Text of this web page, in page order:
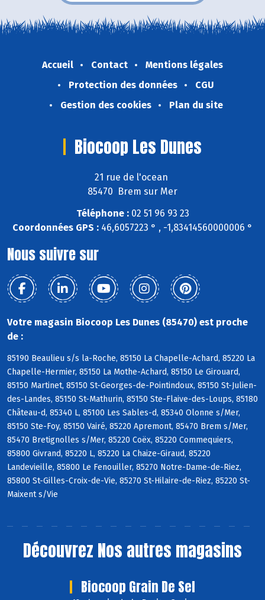
Accueil Contact
Mentions légales
Protection des données
CGU
Gestion des cookies
Plan du site
Biocoop Les Dunes
21 rue de l'ocean
85470 Brem sur Mer
Téléphone :02 51 96 93 23
Coordonnées GPS : 46,6057223 ° , -1,83414560000006 °
Nous suivre sur
Votre magasin Biocoop Les Dunes (85470) est proche
de :
85190 Beaulieu s/s la-Roche, 85150 La Chapelle-Achard, 85220 La
Chapelle-Hermier, 85150 La Mothe-Achard, 85150 Le Girouard,
85150 Martinet, 85150 St-Georges-de-Pointindoux, 85150 St-Julien-
des-Landes, 85150 St-Mathurin, 85150 Ste-Flaive-des-Loups, 85180
Château-d, 85340 L, 85100 Les Sables-d, 85340 Olonne s/Mer,
85150 Ste-Foy, 85150 Vairé, 85220 Apremont, 85470 Brem s/Mer,
85470 Bretignolles s/Mer, 85220 Coëx, 85220 Commequiers,
85800 Givrand, 85220 L, 85220 La Chaize-Giraud, 85220
Landevieille, 85800 Le Fenouiller, 85270 Notre-Dame-de-Riez,
85800 St-Gilles-Croix-de-Vie, 85270 St-Hilaire-de-Riez, 85220 St-
Maixent s/Vie
Découvrez Nos autres magasins
Biocoop Grain De Sel